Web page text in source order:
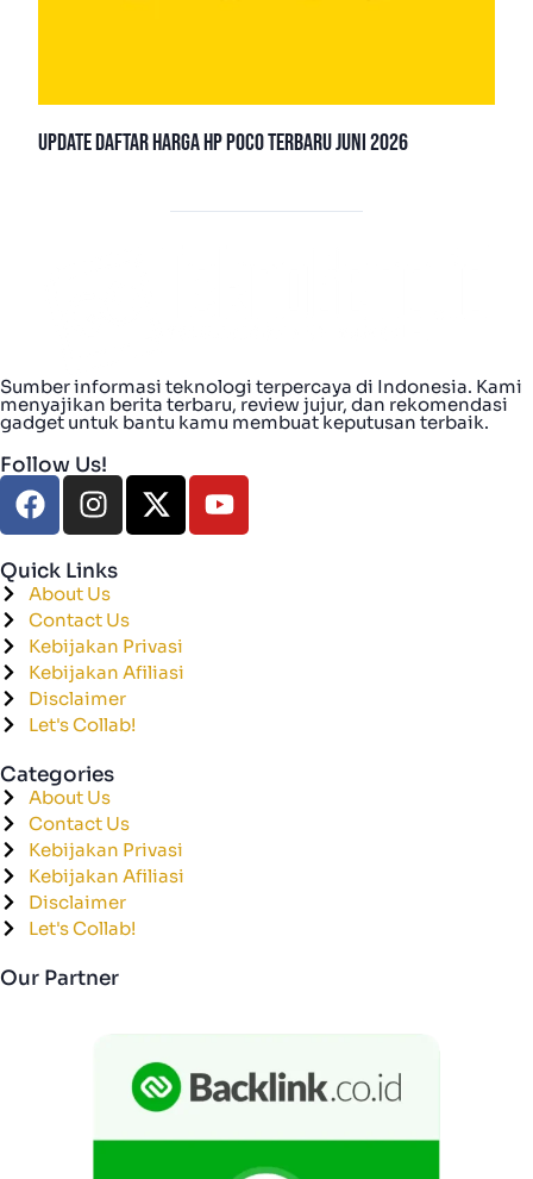
Update Daftar Harga HP POCO Terbaru Juni 2026
Sumber informasi teknologi terpercaya di Indonesia. Kami
menyajikan berita terbaru, review jujur, dan rekomendasi
gadget untuk bantu kamu membuat keputusan terbaik.
Follow Us!
Quick Links
About Us
Contact Us
Kebijakan Privasi
Kebijakan Afiliasi
Disclaimer
Let's Collab!
Categories
About Us
Contact Us
Kebijakan Privasi
Kebijakan Afiliasi
Disclaimer
Let's Collab!
Our Partner